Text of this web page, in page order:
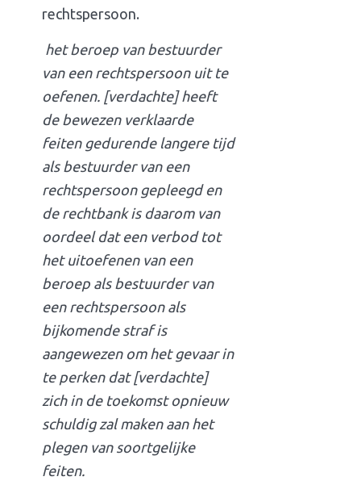
rechtspersoon.
het beroep van bestuurder
van een rechtspersoon uit te
oefenen. [verdachte] heeft
de bewezen verklaarde
feiten gedurende langere tijd
als bestuurder van een
rechtspersoon gepleegd en
de rechtbank is daarom van
oordeel dat een verbod tot
het uitoefenen van een
beroep als bestuurder van
een rechtspersoon als
bijkomende straf is
aangewezen om het gevaar in
te perken dat [verdachte]
zich in de toekomst opnieuw
schuldig zal maken aan het
plegen van soortgelijke
feiten.